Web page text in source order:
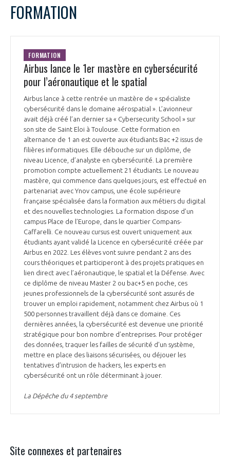
FORMATION
FORMATION
Airbus lance le 1er mastère en cybersécurité
pour l’aéronautique et le spatial
Airbus lance à cette rentrée un mastère de « spécialiste
cybersécurité dans le domaine aérospatial ». L’avionneur
avait déjà créé l’an dernier sa « Cybersecurity School » sur
son site de Saint Eloi à Toulouse. Cette formation en
alternance de 1 an est ouverte aux étudiants Bac +2 issus de
filières informatiques. Elle débouche sur un diplôme, de
niveau Licence, d’analyste en cybersécurité. La première
promotion compte actuellement 21 étudiants. Le nouveau
mastère, qui commence dans quelques jours, est effectué en
partenariat avec Ynov campus, une école supérieure
française spécialisée dans la formation aux métiers du digital
et des nouvelles technologies. La formation dispose d’un
campus Place de l’Europe, dans le quartier Compans-
Caffarelli. Ce nouveau cursus est ouvert uniquement aux
étudiants ayant validé la Licence en cybersécurité créée par
Airbus en 2022. Les élèves vont suivre pendant 2 ans des
cours théoriques et participeront à des projets pratiques en
lien direct avec l’aéronautique, le spatial et la Défense. Avec
ce diplôme de niveau Master 2 ou bac+5 en poche, ces
jeunes professionnels de la cybersécurité sont assurés de
trouver un emploi rapidement, notamment chez Airbus où 1
500 personnes travaillent déjà dans ce domaine. Ces
dernières années, la cybersécurité est devenue une priorité
stratégique pour bon nombre d’entreprises. Pour protéger
des données, traquer les failles de sécurité d’un système,
mettre en place des liaisons sécurisées, ou déjouer les
tentatives d’intrusion de hackers, les experts en
cybersécurité ont un rôle déterminant à jouer.
La Dépêche du 4 septembre
Site connexes et partenaires